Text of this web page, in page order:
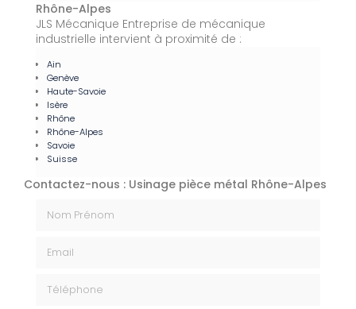
Rhône-Alpes
JLS Mécanique Entreprise de mécanique
industrielle intervient à proximité de :
Ain
Genève
Haute-Savoie
Isère
Rhône
Rhône-Alpes
Savoie
Suisse
Contactez-nous : Usinage pièce métal Rhône-Alpes